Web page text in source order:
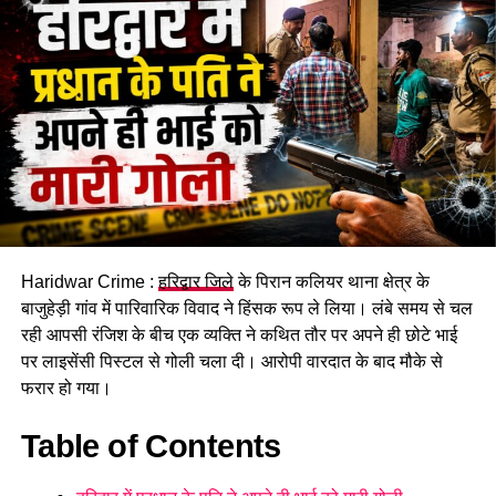
जमीन खरीदने और अन्य खर्च किए गए।
बड़ी कंपनियों के खातों को निशाना बनाता
था गैंग
पूछताछ में ये भी खुलासा हुआ कि गिरोह बड़ी कंपनियों के खातों को निशाना
Haridwar Crime :हरिद्वार जिलेके पिरान कलियर थाना क्षेत्र के
बाजुहेड़ी गांव में पारिवारिक विवाद ने हिंसक रूप ले लिया। लंबे समय से चल
रही आपसी रंजिश के बीच एक व्यक्ति ने कथित तौर पर अपने ही छोटे भाई
पर लाइसेंसी पिस्टल से गोली चला दी। आरोपी वारदात के बाद मौके से
फरार हो गया।
Table of Contents